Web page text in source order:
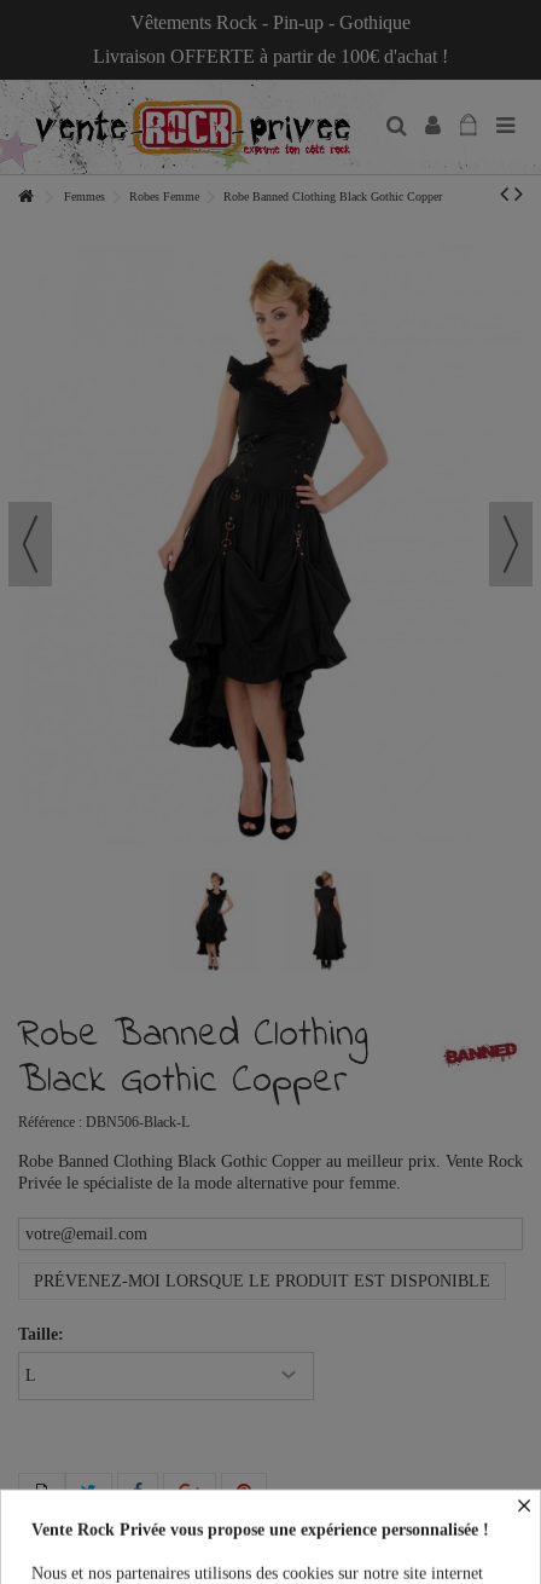
Vêtements Rock - Pin-up - Gothique
Livraison OFFERTE à partir de 100€ d'achat !
Femmes Robes Femme Robe Banned Clothing Black Gothic Copper
Robe Banned Clothing
Black Gothic Copper
Référence : DBN506-Black-L
Robe Banned Clothing Black Gothic Copper au meilleur prix. Vente Rock
Privée le spécialiste de la mode alternative pour femme.
PRÉVENEZ-MOI LORSQUE LE PRODUIT EST DISPONIBLE
Taille:
×
Vente Rock Privée vous propose une expérience personnalisée !
Nous et nos partenaires utilisons des cookies sur notre site internet